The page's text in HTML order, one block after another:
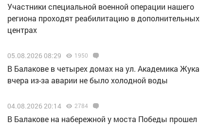
Участники специальной военной операции нашего
региона проходят реабилитацию в дополнительных
центрах
05.08.2026 08:29 1950
В Балакове в четырех домах на ул. Академика Жука
вчера из-за аварии не было холодной воды
04.08.2026 20:14 2784
В Балакове на набережной у моста Победы прошел